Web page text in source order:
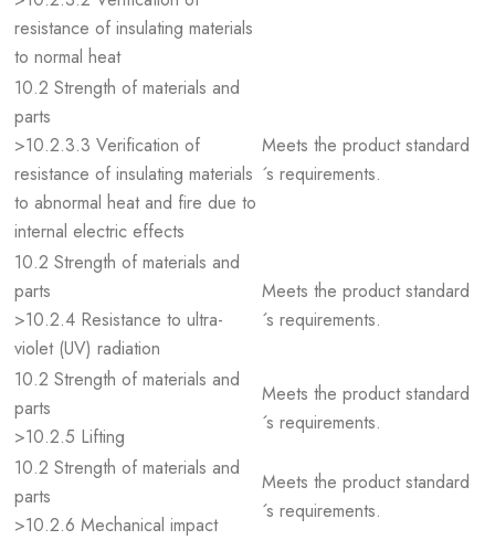
resistance of insulating materials
to normal heat
10.2 Strength of materials and
parts
>10.2.3.3 Verification of
resistance of insulating materials
to abnormal heat and fire due to
internal electric effects
Meets the product standard
´s requirements.
10.2 Strength of materials and
parts
>10.2.4 Resistance to ultra-
violet (UV) radiation
Meets the product standard
´s requirements.
10.2 Strength of materials and
parts
>10.2.5 Lifting
Meets the product standard
´s requirements.
10.2 Strength of materials and
parts
>10.2.6 Mechanical impact
Meets the product standard
´s requirements.